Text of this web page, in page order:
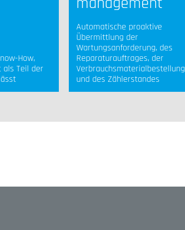
How,
als Teil der
Automatische proaktive
Übermittlung der
Wartungsanforderung, des
Reparaturauftrages, der
Verbrauchsmaterialbestellung
und des Zählerstandes